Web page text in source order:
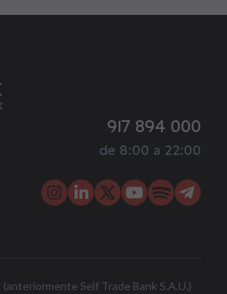
917 894 000
de 8:00 a 22:00
(anteriormente Self Trade Bank S.A.U.)